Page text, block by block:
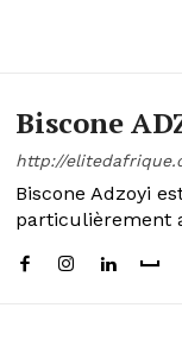
Biscone
http://
Biscone Adzoyi
particulièrement